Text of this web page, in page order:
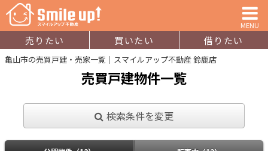
MENU
売りたい 買いたい 借りたい
亀山市の売買戸建・売家一覧｜スマイルアップ不動産 鈴鹿店
売買戸建物件一覧
検索条件を変更